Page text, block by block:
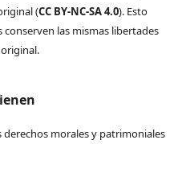
(CC BY-NC-SA 4.0). Esto
las mismas libertades
derechos morales y patrimoniales